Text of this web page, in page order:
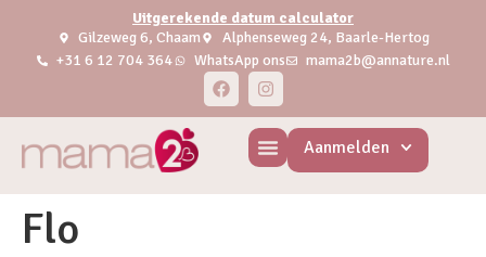
Uitgerekende datum calculator
Gilzeweg 6, Chaam
Alphenseweg 24, Baarle-Hertog
+31 6 12 704 364
WhatsApp ons mama2b@annature.nl
Aanmelden
Flo